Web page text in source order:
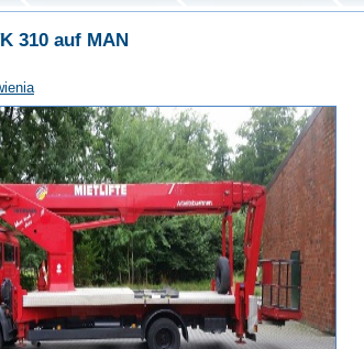
310 auf MAN